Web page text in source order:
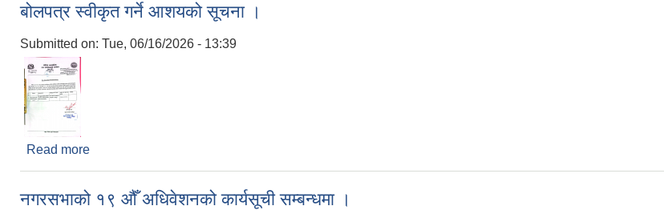
बोलपत्र स्वीकृत गर्ने आशयको सूचना ।
Submitted on: Tue, 06/16/2026 - 13:39
Read more
नगरसभाको १९ ‌औँ अधिवेशनको कार्यसूची सम्बन्धमा ।